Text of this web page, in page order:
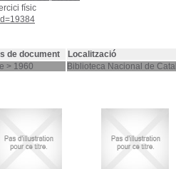
físic
de document Localització
> 1960 Biblioteca Nacional de